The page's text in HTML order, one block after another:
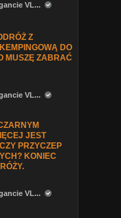
VL...
Z
DO
MUSZĘ ZABRAĆ
VL...
JEST
PRZYCZEP
KONIEC
VL...